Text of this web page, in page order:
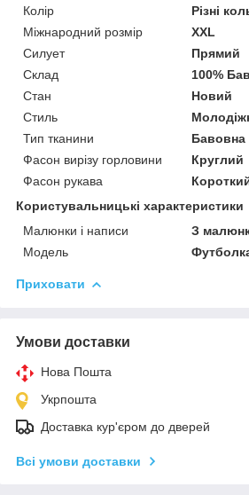
Колір
Різні
Міжнародний розмір
XXL
Силует
Прямий
Склад
100%
Стан
Новий
Стиль
Тип тканини
Бавовна
Фасон вирізу горловини
Круглий
Фасон рукава
Користувальницькі характеристики
Малюнки і написи
З
Модель
Приховати
Умови доставки
Нова Пошта
Укрпошта
Доставка кур'єром до дверей
Всі умови доставки